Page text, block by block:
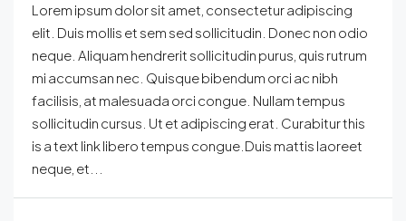
Lorem ipsum dolor sit amet, consectetur adipiscing
elit. Duis mollis et sem sed sollicitudin. Donec non odio
neque. Aliquam hendrerit sollicitudin purus, quis rutrum
mi accumsan nec. Quisque bibendum orci ac nibh
facilisis, at malesuada orci congue. Nullam tempus
sollicitudin cursus. Ut et adipiscing erat. Curabitur this
is a text link libero tempus congue.Duis mattis laoreet
neque, et...